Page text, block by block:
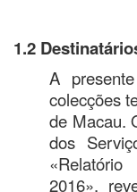
1.2
A
colecções
de Macau.
dos
2016»,